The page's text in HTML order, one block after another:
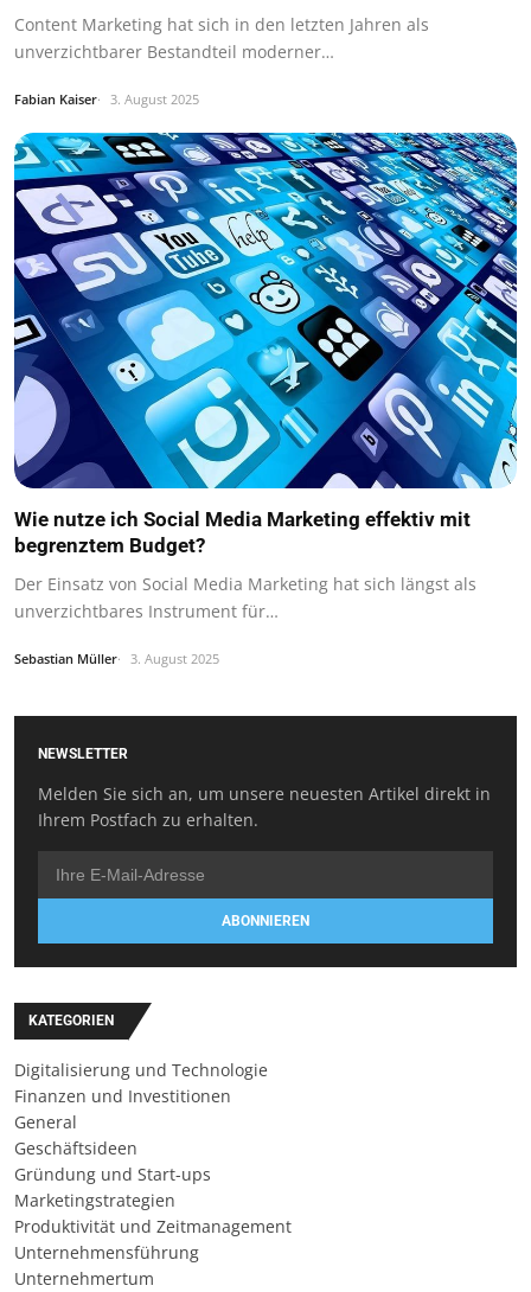
Content Marketing hat sich in den letzten Jahren als
unverzichtbarer Bestandteil moderner…
Fabian Kaiser 3. August 2025
Wie nutze ich Social Media Marketing effektiv mit
begrenztem Budget?
Der Einsatz von Social Media Marketing hat sich längst als
unverzichtbares Instrument für…
Sebastian Müller 3. August 2025
NEWSLETTER
Melden Sie sich an, um unsere neuesten Artikel direkt in
Ihrem Postfach zu erhalten.
ABONNIEREN
KATEGORIEN
Digitalisierung und Technologie
Finanzen und Investitionen
General
Geschäftsideen
Gründung und Start-ups
Marketingstrategien
Produktivität und Zeitmanagement
Unternehmensführung
Unternehmertum